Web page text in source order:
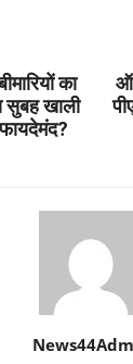
का
सुबह खाली